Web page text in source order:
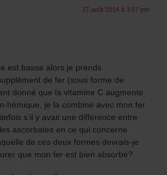
27 août 2014 à 3:57 pm
est basse alors je prends
de fer (sous forme de
donné que la vitamine C augmente
hémique, je la combine avec mon fer.
s’il y avait une différence entre
ascorbates en ce qui concerne
de ces deux formes devrais-je
que mon fer est bien absorbé?